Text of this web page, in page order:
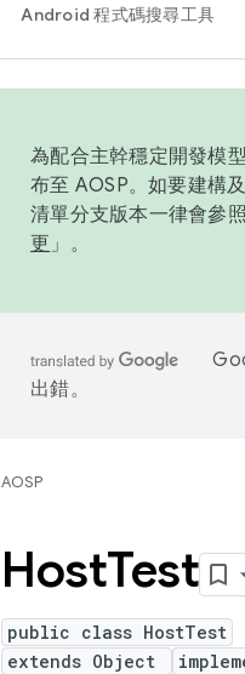
Android 程式碼搜尋工具
為配合主幹穩定開發模
布至 AOSP。如要建構
清單分支版本一律會參
更 」。
出錯。
AOSP
HostTest
public class HostTest
extends Object